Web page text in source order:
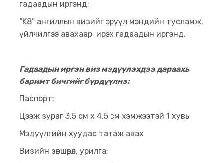
гадаадын иргэнд;
“K8” ангиллын визийг эрүүл мэндийн тусламж,
үйлчилгээ авахаар ирэх гадаадын иргэнд.
Гадаадын иргэн виз мэдүүлэхдээ дараахь
баримт бичгийг бүрдүүлнэ:
Паспорт;
Цээж зураг 3.5 см x 4.5 см хэмжээтэй 1 хувь
Мэдүүлгийн хуудас татаж авах
Визийн зөвшөөрөл, урилга;